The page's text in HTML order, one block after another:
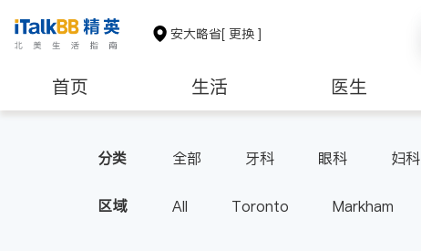
安大略省[ 更换 ]
首页 生活 医生
分类 全部 牙科 眼科 妇科
区域 All Toronto Markham